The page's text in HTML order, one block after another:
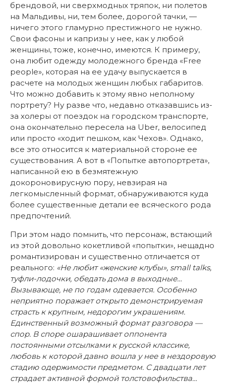
брендовой, ни сверхмодных тряпок, ни полетов
на Мальдивы, ни, тем более, дорогой тачки, —
ничего этого гламурно престижного не нужно.
Свои фасоны и капризы у нее, как у любой
женщины, тоже, конечно, имеются. К примеру,
она любит одежду молодежного бренда «Free
people», которая на ее удачу выпускается в
расчете на молодых женщин любых габаритов.
Что можно добавить к этому явно неполному
портрету? Ну разве что, недавно отказавшись из-
за холеры от поездок на городском транспорте,
она окончательно пересела на Uber, велосипед
или просто «ходит пешком, как Чехов». Однако,
все это относится к материальной стороне ее
существования. А вот в «Попытке автопортрета»,
написанной ею в безмятежную
докороновирусную пору, невзирая на
легкомысленный формат, обнаруживаются куда
более существенные детали ее всяческого рода
предпочтений.
При этом надо помнить, что персонаж, встающий
из этой довольно кокетливой «попытки», нещадно
романтизирован и существенно отличается от
реального: «Не любит «женские клубы», small talks,
туфли-лодочки, обедать дома в выходные…
Вызывающе, не по годам одевается. Особенно
неприятно поражает открыто демонстрируемая
страсть к крупным, недорогим украшениям.
Единственный возможный формат разговора —
спор. В споре ошарашивает оппонента
постоянными отсылками к русской классике,
любовь к которой давно вошла у нее в нездоровую
стадию одержимости предметом. С двадцати лет
страдает активной формой толстовофильства…